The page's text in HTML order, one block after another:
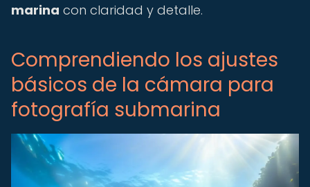
marina con claridad y detalle.
Comprendiendo los ajustes
básicos de la cámara para
fotografía submarina